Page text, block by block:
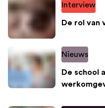
Interview
De rol van
Nieuws
De school